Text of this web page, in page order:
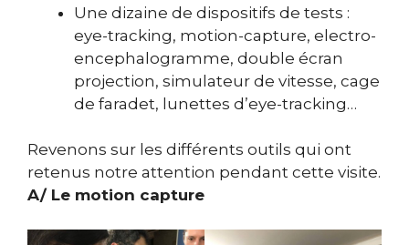
Une dizaine de dispositifs de tests :
eye-tracking, motion-capture, electro-
encephalogramme, double écran
projection, simulateur de vitesse, cage
de faradet, lunettes d’eye-tracking…
Revenons sur les différents outils qui ont
retenus notre attention pendant cette visite.
A/ Le motion capture